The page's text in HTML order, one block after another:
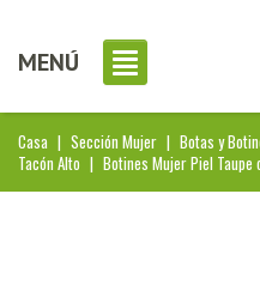
MENÚ
Casa | Sección Mujer | Botas y
Tacón Alto | Botines Mujer Piel Taupe